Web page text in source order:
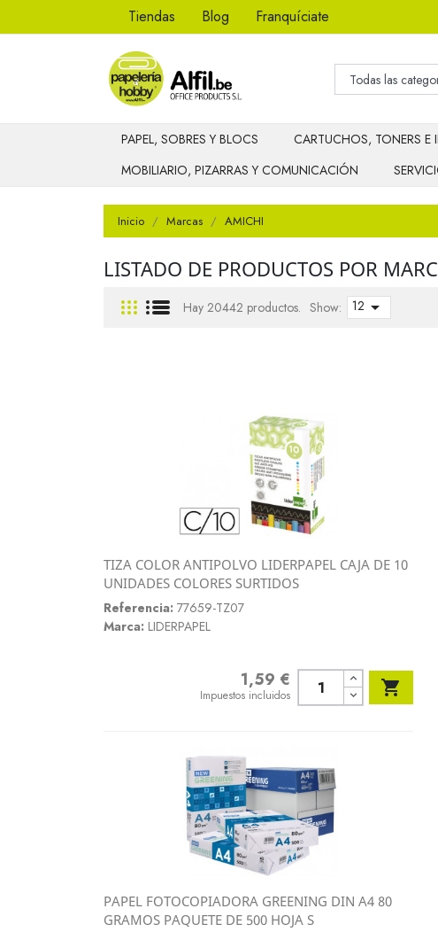
Tiendas Blog Franquíciate
PAPEL, SOBRES Y BLOCS CARTUCHOS, TONERS E
MOBILIARIO, PIZARRAS Y COMUNICACIÓN
Inicio Marcas AMICHI
LISTADO DE PRODUCTOS POR
Hay 20442 productos. Show: 12 
 Vista rápida
TIZA COLOR ANTIPOLVO LIDERPAPEL CAJA DE 10
UNIDADES COLORES SURTIDOS
Referencia: 77659-TZ07
Marca: LIDERPAPEL
1,59 €
Impuestos incluidos 
Vista rápida
PAPEL FOTOCOPIADORA GREENING DIN A4 80
GRAMOS PAQUETE DE 500 HOJA S